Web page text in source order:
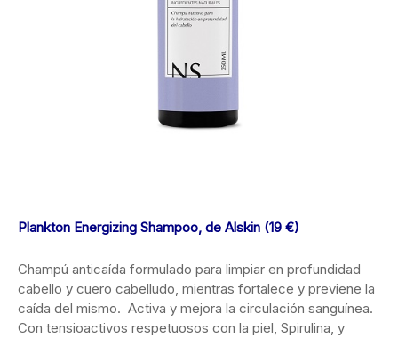
Plankton Energizing Shampoo, de Alskin (19 €)
Champú anticaída formulado para limpiar en profundidad
cabello y cuero cabelludo, mientras fortalece y previene la
caída del mismo. Activa y mejora la circulación sanguínea.
Con tensioactivos respetuosos con la piel, Spirulina, y